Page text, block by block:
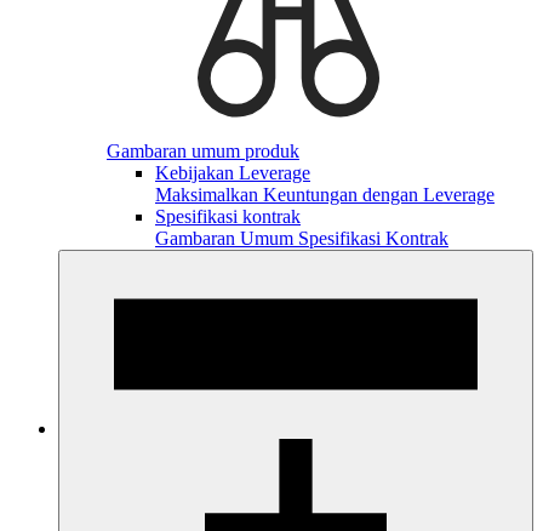
Gambaran umum produk
Kebijakan Leverage
Maksimalkan Keuntungan dengan Leverage
Spesifikasi kontrak
Gambaran Umum Spesifikasi Kontrak